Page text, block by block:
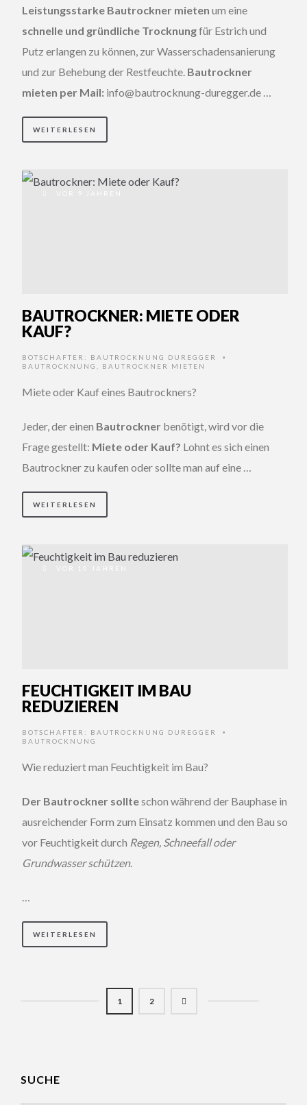
Leistungsstarke Bautrockner mieten um eine
schnelle und gründliche Trocknungfür Estrich und
Putz erlangen zu können, zur Wasserschadensanierung
und zur Behebung der Restfeuchte. Bautrockner
mieten per Mail: info@bautrocknung-duregger.de …
WEITERLESEN
VOR 9 JAHREN
BAUTROCKNER: MIETE ODER
KAUF?
BOTSCHAFTER: BAUTROCKNUNG DUREGGER •
BAUTROCKNUNG BAUTROCKNER MIETEN
Miete oder Kauf eines Bautrockners?
Jeder, der einen Bautrockner benötigt, wird vor die
Frage gestellt: Miete oder Kauf? Lohnt es sich einen
Bautrockner zu kaufen oder sollte man auf eine …
WEITERLESEN
VOR 10 JAHREN
FEUCHTIGKEIT IM BAU
REDUZIEREN
BOTSCHAFTER: BAUTROCKNUNG DUREGGER •
BAUTROCKNUNG
Wie reduziert man Feuchtigkeit im Bau?
Der Bautrockner sollteschon während der Bauphase in
ausreichender Form zum Einsatz kommen und den Bau so
vor Feuchtigkeit durch Regen, Schneefall oder
Grundwasser schützen.
…
WEITERLESEN
1 2
SUCHE